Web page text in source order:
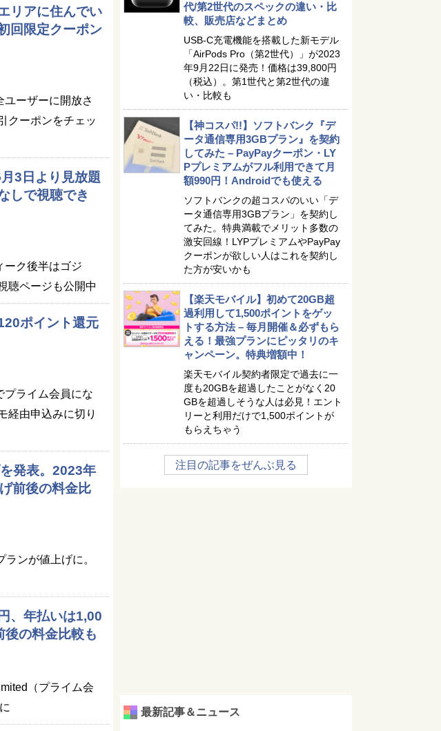
リアに住んでい
回限定クーポン
ーザーに開放さ
クーポンをチェッ
3日より見放題
しで視聴でき
ーク後半はゴジ
聴ページも公開中
ポイント還元
プライム会員にな
経由申込みに切り
発表。2023年
前後の料金比
ンが値上げに。
、年払いは1,00
の料金比較も
（プライム会
代/第2世代のスペックの違い・比
較、販売店などまとめ
USB-C充電機能を搭載した新モデル
「AirPods Pro（第2世代）」が2023
年9月22日に発売！価格は39,800円
（税込）。第1世代と第2世代の違
い・比較も
【神コスパ!!】ソフトバンク『デ
ータ通信専用3GBプラン』を契約
してみた – PayPayクーポン・LY
Pプレミアムがフル利用できて月
額990円！Androidでも使える
ソフトバンクの超コスパのいい「デ
ータ通信専用3GBプラン」を契約し
てみた。特典満載でメリット多数の
激安回線！LYPプレミアムやPayPay
クーポンが欲しい人はこれを契約し
た方が安いかも
【楽天モバイル】初めて20GB超
過利用して1,500ポイントをゲッ
トする方法 – 毎月開催＆必ずもら
える！最強プランにピッタリのキ
ャンペーン。特典増額中！
楽天モバイル契約者限定で過去に一
度も20GBを超過したことがなく20
GBを超過しそうな人は必見！エント
リーと利用だけで1,500ポイントが
もらえちゃう
注目の記事をぜんぶ見る
最新記事＆ニュース